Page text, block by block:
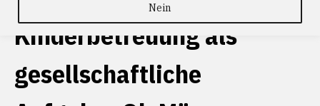
Nein
Kinderbetreuung als
gesellschaftliche